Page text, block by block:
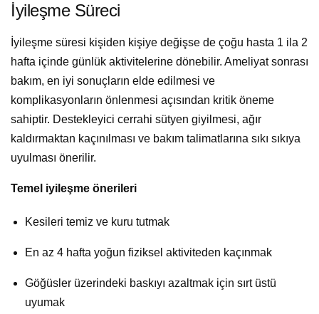
İyileşme Süreci
İyileşme süresi kişiden kişiye değişse de çoğu hasta 1 ila 2
hafta içinde günlük aktivitelerine dönebilir. Ameliyat sonrası
bakım, en iyi sonuçların elde edilmesi ve
komplikasyonların önlenmesi açısından kritik öneme
sahiptir. Destekleyici cerrahi sütyen giyilmesi, ağır
kaldırmaktan kaçınılması ve bakım talimatlarına sıkı sıkıya
uyulması önerilir.
Temel iyileşme önerileri
Kesileri temiz ve kuru tutmak
En az 4 hafta yoğun fiziksel aktiviteden kaçınmak
Göğüsler üzerindeki baskıyı azaltmak için sırt üstü
uyumak